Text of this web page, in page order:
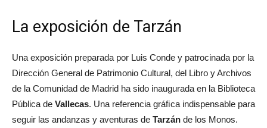
La exposición de Tarzán
Una exposición preparada por Luis Conde y patrocinada por la
Dirección General de Patrimonio Cultural, del Libro y Archivos
de la Comunidad de Madrid ha sido inaugurada en la Biblioteca
Pública de Vallecas. Una referencia gráﬁca indispensable para
seguir las andanzas y aventuras de Tarzán de los Monos.